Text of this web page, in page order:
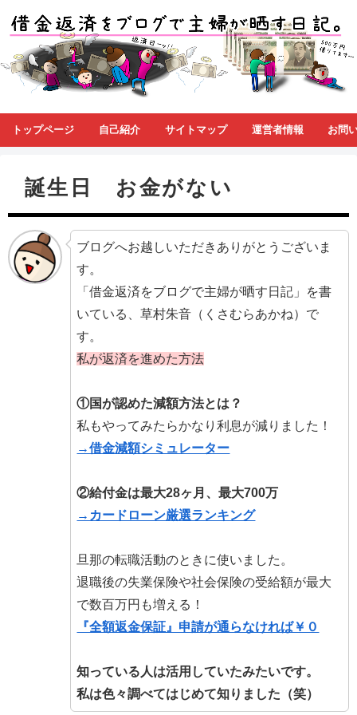
トップページ 自己紹介 サイトマップ 運営者情報 お問
誕生日 お金がない
ブログへお越しいただきありがとうございま
す。
「借金返済をブログで主婦が晒す日記」を書
いている、草村朱音（くさむらあかね）で
す。
私が返済を進めた方法
①国が認めた減額方法とは？
私もやってみたらかなり利息が減りました！
→借金減額シミュレーター
②給付金は最大28ヶ月、最大700万
→カードローン厳選ランキング
旦那の転職活動のときに使いました。
退職後の失業保険や社会保険の受給額が最大
で数百万円も増える！
『全額返金保証』申請が通らなければ￥０
知っている人は活用していたみたいです。
私は色々調べてはじめて知りました（笑）